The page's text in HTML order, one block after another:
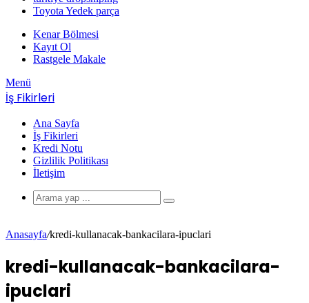
Toyota Yedek parça
Kenar Bölmesi
Kayıt Ol
Rastgele Makale
Menü
İş Fikirleri
Ana Sayfa
İş Fikirleri
Kredi Notu
Gizlilik Politikası
İletişim
Anasayfa/kredi-kullanacak-bankacilara-ipuclari
kredi-kullanacak-bankacilara-
ipuclari